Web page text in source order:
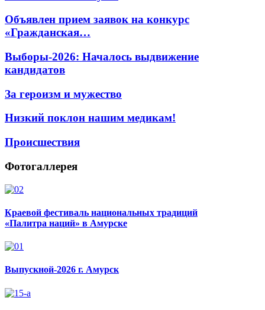
Объявлен прием заявок на конкурс
«Гражданская…
Выборы-2026: Началось выдвижение
кандидатов
За героизм и мужество
Низкий поклон нашим медикам!
Происшествия
Фотогаллерея
Краевой фестиваль национальных традиций
«Палитра наций» в Амурске
Выпускной-2026 г. Амурск